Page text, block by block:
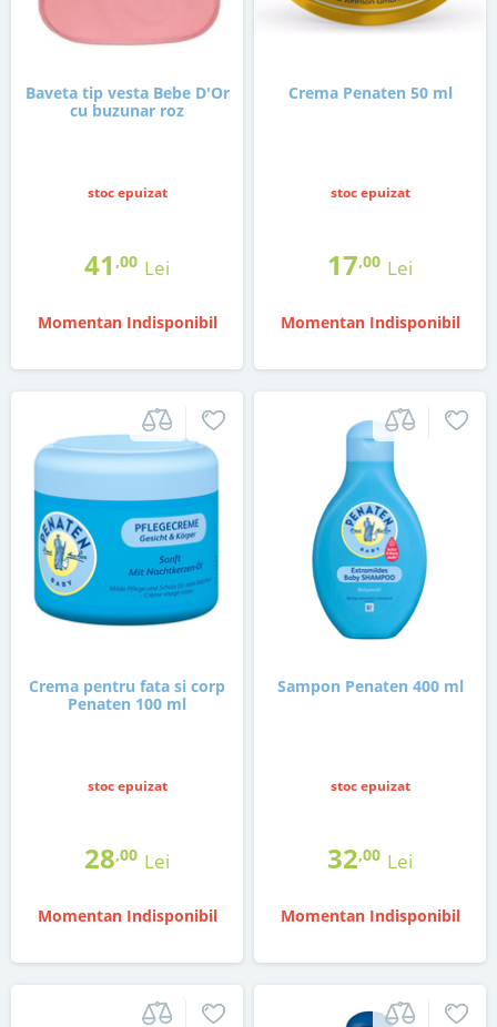
Baveta tip vesta Bebe D'Or
cu buzunar roz
stoc epuizat
41 ,00 Lei
Momentan Indisponibil
Crema Penaten 50 ml
stoc epuizat
17,00 Lei
Momentan Indisponibil
Crema pentru fata si corp
Penaten 100 ml
stoc epuizat
28,00 Lei
Momentan Indisponibil
Sampon Penaten 400 ml
stoc epuizat
32,00 Lei
Momentan Indisponibil